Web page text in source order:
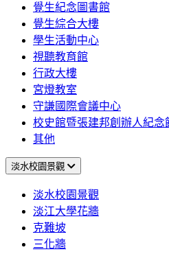
覺生紀念圖書館
覺生綜合大樓
學生活動中心
視聽教育館
行政大樓
宮燈教室
守謙國際會議中心
校史館暨張建邦創辦人紀念
其他
淡水校園景觀
淡水校園景觀
淡江大學花牆
克難坡
三化牆